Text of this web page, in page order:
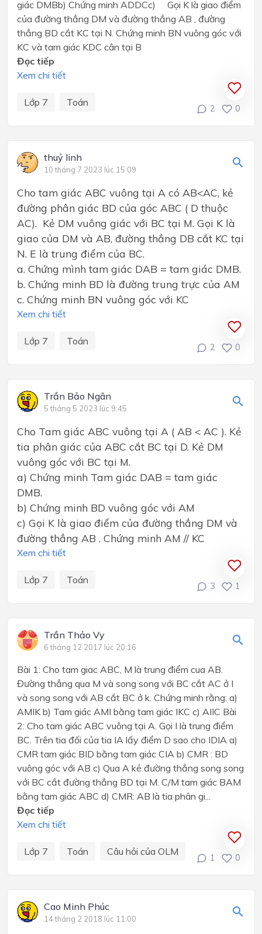
giác DMBb) Chứng minh ADDCc) Gọi K là giao điểm
của đường thẳng DM và đường thẳng AB , đường
thẳng BD cắt KC tại N. Chứng minh BN vuông góc với
KC và tam giác KDC cân tại B
Đọc tiếp
Xem chi tiết
Lớp 7 Toán
2 0
thuỷ linh
10 tháng 7 2023 lúc 15:09
Cho tam giác ABC vuông tại A có AB<AC, kẻ
đường phân giác BD của góc ABC ( D thuộc
AC). Kẻ DM vuông giác với BC tại M. Gọi K là
giao của DM và AB, đường thẳng DB cắt KC tại
N. E là trung điểm của BC.
a. Chứng mình tam giác DAB = tam giác DMB.
b. Chứng minh BD là đường trung trực của AM
c. Chứng minh BN vuông góc với KC
Xem chi tiết
Lớp 7 Toán
2 0
Trần Bảo Ngân
5 tháng 5 2023 lúc 9:45
Cho Tam giác ABC vuông tại A ( AB < AC ). Kẻ
tia phân giác của ABC cắt BC tại D. Kẻ DM
vuông góc với BC tại M.
a) Chứng minh Tam giác DAB = tam giác
DMB.
b) Chứng minh BD vuông góc với AM
c) Gọi K là giao điểm của đường thẳng DM và
đường thẳng AB . Chứng minh AM // KC
Xem chi tiết
Lớp 7 Toán
3 1
Trần Thảo Vy
6 tháng 12 2017 lúc 20:16
Bài 1: Cho tam giac ABC, M là trung điểm cua AB.
Đường thẳng qua M và song song với BC cắt AC ở I
và song song với AB cắt BC ở k. Chứng minh rằng: a)
AMIK b) Tam giác AMI bằng tam giác IKC c) AIIC Bài
2: Cho tam giác ABC vuông tại A. Gọi I là trung điểm
BC. Trên tia đối của tia IA lấy điểm D sao cho IDIA a)
CMR tam giác BID bằng tam giác CIA b) CMR : BD
vuông góc với AB c) Qua A kẻ đường thẳng song song
với BC cắt đường thẳng BD tại M. C/M tam giác BAM
bằng tam giác ABC d) CMR: AB là tia phân gi...
Đọc tiếp
Xem chi tiết
Lớp 7 Toán Câu hỏi của OLM
1 0
Cao Minh Phúc
14 tháng 2 2018 lúc 11:00